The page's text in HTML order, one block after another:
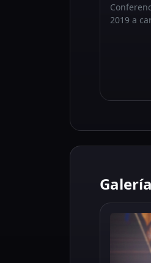
2019 a